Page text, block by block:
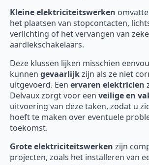
Kleine elektriciteitswerken
het plaatsen van stopcontacten,
verlichting of het vervangen van
aardlekschakelaars.
Deze klussen lijken misschien
kunnen gevaarlijkzijn als ze niet
uitgevoerd. Een ervaren elektricien
Delvaux zorgt voor een veilige en
uitvoering van deze taken, zodat u
hoeft te maken over eventuele
toekomst.
Grote elektriciteitswerken zijn
projecten, zoals het installeren van